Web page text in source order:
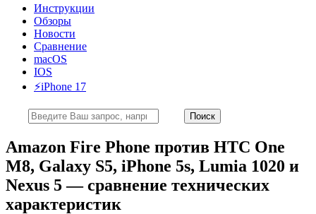
Инструкции
Обзоры
Новости
Сравнение
macOS
IOS
⚡️iPhone 17
Amazon Fire Phone против HTC One
M8, Galaxy S5, iPhone 5s, Lumia 1020 и
Nexus 5 — сравнение технических
характеристик